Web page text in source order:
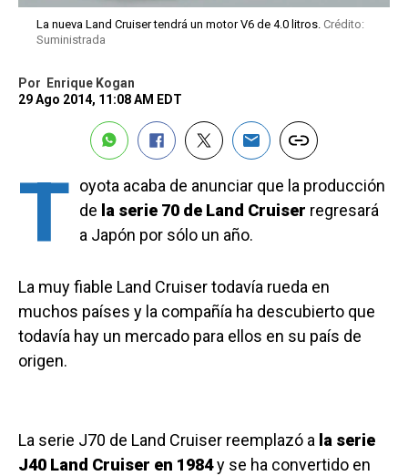
La nueva Land Cruiser tendrá un motor V6 de 4.0 litros. Crédito:
Suministrada
Por
Enrique Kogan
29 Ago 2014, 11:08 AM EDT
T oyota acaba de anunciar que la producción
de la serie 70 de Land Cruiser regresará
a Japón por sólo un año.
La muy fiable Land Cruiser todavía rueda en
muchos países y la compañía ha descubierto que
todavía hay un mercado para ellos en su país de
origen.
La serie J70 de Land Cruiser reemplazó a la serie
J40 Land Cruiser en 1984y se ha convertido en